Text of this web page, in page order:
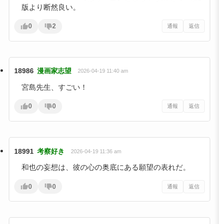
版より断然良い。
0 2 通報 返信
18986 漫画家志望 2026-04-19 11:40 am
宮島先生、すごい！
0 0 通報 返信
18991 考察好き 2026-04-19 11:36 am
和也の妄想は、彼の心の奥底にある願望の表れだ。
0 0 通報 返信